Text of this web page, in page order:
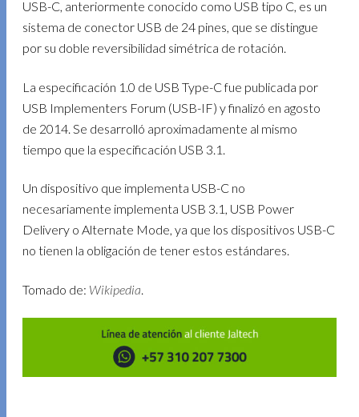
USB-C, anteriormente conocido como USB tipo C, es un
sistema de conector USB de 24 pines, que se distingue
por su doble reversibilidad simétrica de rotación.​
La especificación 1.0 de USB Type-C fue publicada por
USB Implementers Forum (USB-IF) y finalizó en agosto
de 2014. Se desarrolló aproximadamente al mismo
tiempo que la especificación USB 3.1.
Un dispositivo que implementa USB-C no
necesariamente implementa USB 3.1, USB Power
Delivery o Alternate Mode, ya que los dispositivos USB-C
no tienen la obligación de tener estos estándares.
Tomado de: Wikipedia.